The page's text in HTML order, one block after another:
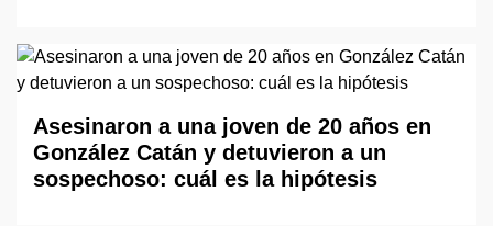
Asesinaron a una joven de 20 años en
González Catán y detuvieron a un
sospechoso: cuál es la hipótesis